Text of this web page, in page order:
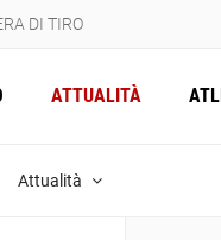
DI TIRO
ATTUALITÀ
Attualità